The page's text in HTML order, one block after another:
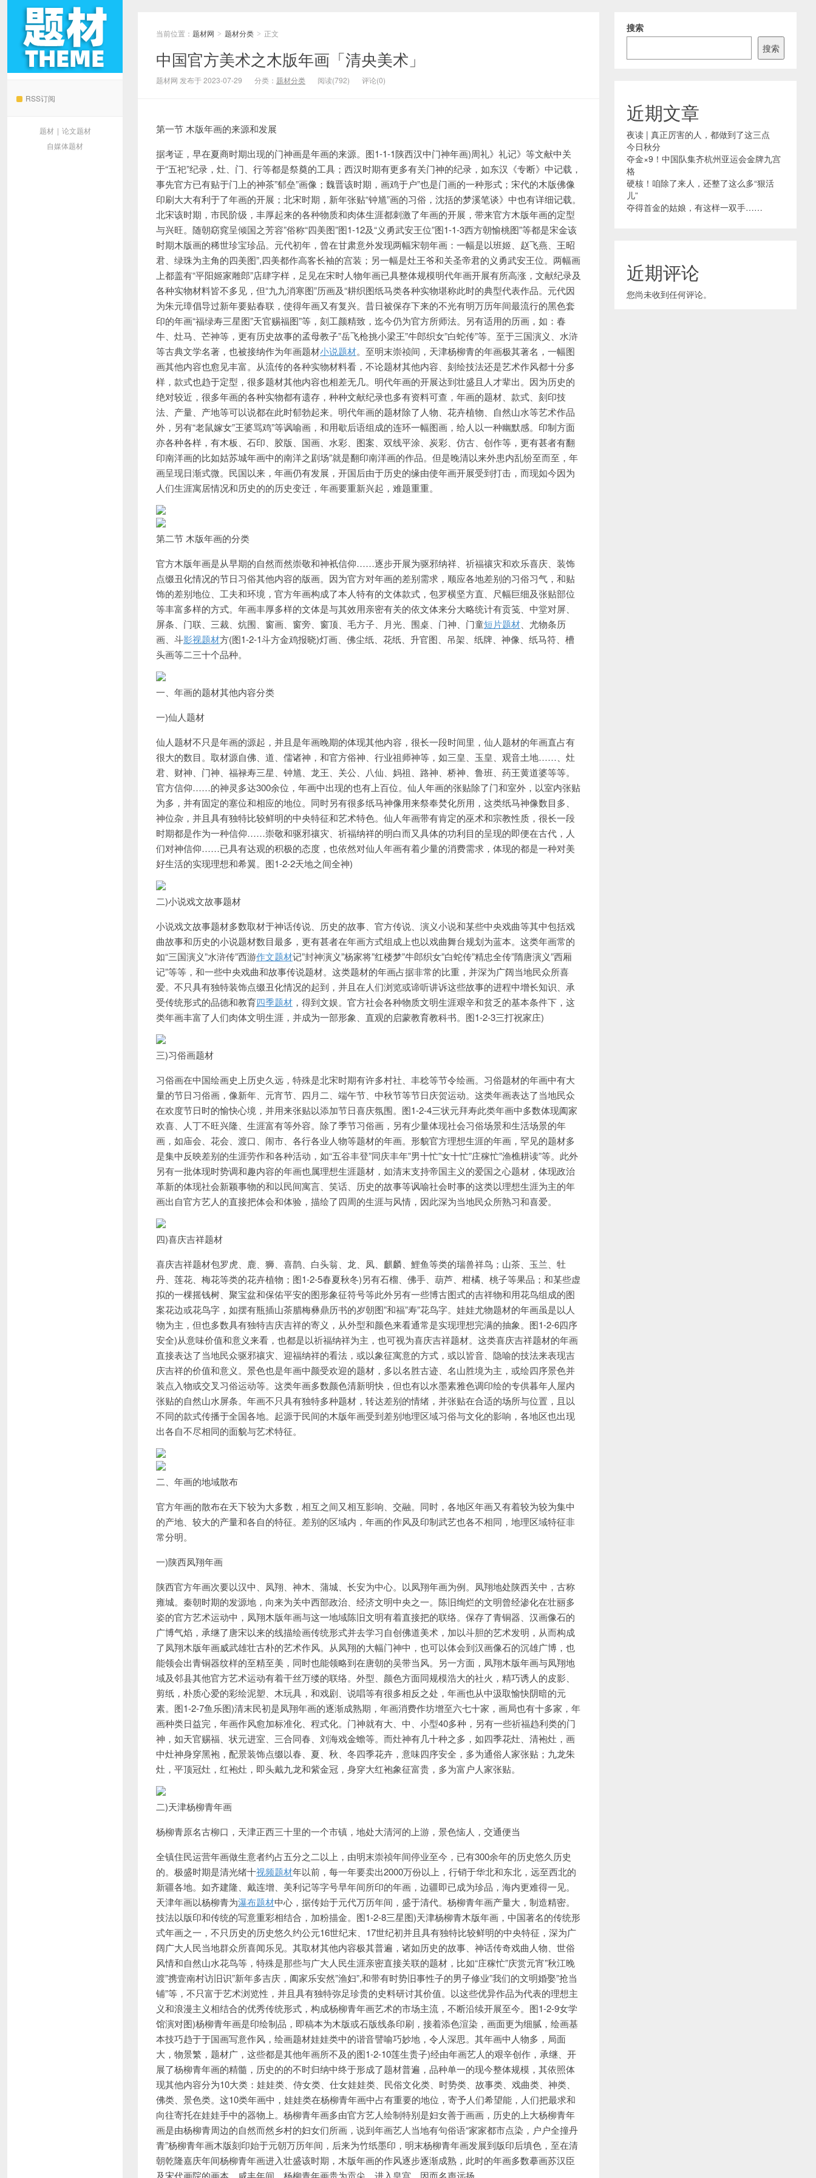
RSS订阅
题材 | 论文题材
自媒体题材
当前位置： 题材网 > 题材分类 > 正文
中国官方美术之木版年画「清央美术」
题材网 发布于 2023-07-29 分类： 题材分类 阅读(792) 评论(0)
第一节 木版年画的来源和发展
据考证，早在夏商时期出现的门神画是年画的来源。图1-1-1陕西汉中门神年画)周礼》礼记》等文献中关
于“五祀”纪录，灶、门、行等都是祭奠的工具；西汉时期有更多有关门神的纪录，如东汉《专断》中记载，
事先官方已有贴于门上的神茶”郁垒”画像；魏晋该时期，画鸡于户”也是门画的一种形式；宋代的木版佛像
印刷大大有利于了年画的开展；北宋时期，新年张贴“钟馗”画的习俗，沈括的梦溪笔谈》中也有详细记载。
北宋该时期，市民阶级，丰厚起来的各种物质和肉体生涯都刺激了年画的开展，带来官方木版年画的定型
与兴旺。随朝窈窕呈倾国之芳容”俗称“四美图”图1-12及“义勇武安王位”图1-1-3西方朝愉桃图”等都是宋金该
时期木版画的稀世珍宝珍品。元代初年，曾在甘肃意外发现两幅宋朝年画：一幅是以班姬、赵飞燕、王昭
君、绿珠为主角的四美图”,四美都作高客长袖的宫装；另一幅是灶王爷和关圣帝君的义勇武安王位。两幅画
上都盖有“平阳姬家雕郎”店肆字样，足见在宋时人物年画已具整体规模明代年画开展有所高涨，文献纪录及
各种实物材料皆不多见，但“九九消寒图”历画及“耕织图纸马类各种实物堪称此时的典型代表作品。元代因
为朱元璋倡导过新年要贴春联，使得年画又有复兴。昔日被保存下来的不光有明万历年间最流行的黑色套
印的年画“福绿寿三星图”天官赐福图”等，刻工颜精致，迄今仍为官方所师法。另有适用的历画，如：春
牛、灶马、芒神等，更有历史故事的孟母教子”岳飞枪挑小梁王”牛郎织女”白蛇传”等。至于三国演义、水浒
等古典文学名著，也被接纳作为年画题材小说题材。至明末崇祯间，天津杨柳青的年画极其著名，一幅图
画其他内容也愈见丰富。从流传的各种实物材料看，不论题材其他内容、刻绘技法还是艺术作风都十分多
样，款式也趋于定型，很多题材其他内容也相差无几。明代年画的开展达到壮盛且人才辈出。因为历史的
绝对较近，很多年画的各种实物都有遗存，种种文献纪录也多有资料可查，年画的题材、款式、刻印技
法、产量、产地等可以说都在此时郁勃起来。明代年画的题材除了人物、花卉植物、自然山水等艺术作品
外，另有“老鼠嫁女”王婆骂鸡”等讽喻画，和用歇后语组成的连环一幅图画，给人以一种幽默感。印制方面
亦各种各样，有木板、石印、胶版、国画、水彩、图案、双线平涂、炭彩、仿古、创作等，更有甚者有翻
印南洋画的比如姑苏城年画中的南洋之剧场”就是翻印南洋画的作品。但是晚清以来外患内乱纷至而至，年
画呈现日渐式微。民国以来，年画仍有发展，开国后由于历史的缘由使年画开展受到打击，而现如今因为
人们生涯寓居情况和历史的的历史变迁，年画要重新兴起，难题重重。
第二节 木版年画的分类
官方木版年画是从早期的自然而然崇敬和神衹信仰……逐步开展为驱邪纳祥、祈福禳灾和欢乐喜庆、装饰
点缀丑化情况的节日习俗其他内容的版画。因为官方对年画的差别需求，顺应各地差别的习俗习气，和贴
饰的差别地位、工夫和环境，官方年画构成了本人特有的文体款式，包罗横坚方直、尺幅巨细及张贴部位
等丰富多样的方式。年画丰厚多样的文体是与其效用亲密有关的依文体来分大略统计有贡笺、中堂对屏、
屏条、门联、三裁、炕围、窗画、窗旁、窗顶、毛方子、月光、围桌、门神、门童短片题材 、尤物条历
画、斗影视题材方(图1-2-1斗方金鸡报晓)灯画、佛尘纸、花纸、升官图、吊架、纸牌、神像、纸马符、槽
头画等二三十个品种。
一、年画的题材其他内容分类
一)仙人题材
仙人题材不只是年画的源起，并且是年画晚期的体现其他内容，很长一段时间里，仙人题材的年画直占有
很大的数目。取材源自佛、道、儒诸神，和官方俗神、行业祖师神等，如三皇、玉皇、观音土地……、灶
君、财神、门神、福禄寿三星、钟馗、龙王、关公、八仙、妈祖、路神、桥神、鲁班、药王黄道婆等等。
官方信仰……的神灵多达300余位，年画中出现的也有上百位。仙人年画的张贴除了门和室外，以室内张贴
为多，并有固定的塞位和相应的地位。同时另有很多纸马神像用来祭奉焚化所用，这类纸马神像数目多、
神位杂，并且具有独特比较鲜明的中央特征和艺术特色。仙人年画带有肯定的巫术和宗教性质，很长一段
时期都是作为一种信仰……崇敬和驱邪禳灾、祈福纳祥的明白而又具体的功利目的呈现的即便在古代，人
们对神信仰……已具有达观的积极的态度，也依然对仙人年画有着少量的消费需求，体现的都是一种对美
好生活的实现理想和希翼。图1-2-2天地之间全神)
二)小说戏文故事题材
小说戏文故事题材多数取材于神话传说、历史的故事、官方传说、演义小说和某些中央戏曲等其中包括戏
曲故事和历史的小说题材数目最多，更有甚者在年画方式组成上也以戏曲舞台规划为蓝本。这类年画常的
如“三国演义”水浒传”西游作文题材记”封神演义”杨家将”红楼梦”牛郎织女”白蛇传”精忠全传”隋唐演义”西厢
记”等等，和一些中央戏曲和故事传说题材。这类题材的年画占据非常的比重，并深为广阔当地民众所喜
爱。不只具有独特装饰点缀丑化情况的起到，并且在人们浏览或谛听讲诉这些故事的进程中增长知识、承
受传统形式的品德和教育四季题材 ，得到文娱。官方社会各种物质文明生涯艰辛和贫乏的基本条件下，这
类年画丰富了人们肉体文明生涯，并成为一部形象、直观的启蒙教育教科书。图1-2-3三打祝家庄)
三)习俗画题材
习俗画在中国绘画史上历史久远，特殊是北宋时期有许多村社、丰稔等节令绘画。习俗题材的年画中有大
量的节日习俗画，像新年、元宵节、四月二、端午节、中秋节等节日庆贺运动。这类年画表达了当地民众
在欢度节日时的愉快心境，并用来张贴以添加节日喜庆氛围。图1-2-4三状元拜寿此类年画中多数体现阖家
欢喜、人丁不旺兴隆、生涯富有等外容。除了季节习俗画，另有少量体现社会习俗场景和生活场景的年
画，如庙会、花会、渡口、闹市、各行各业人物等题材的年画。形貌官方理想生涯的年画，罕见的题材多
是集中反映差别的生涯劳作和各种活动，如“五谷丰登”同庆丰年”男十忙”女十忙”庄稼忙”渔樵耕读”等。此外
另有一批体现时势调和趣内容的年画也属理想生涯题材，如清末支持帝国主义的爱国之心题材，体现政治
革新的体现社会新颖事物的和以民间寓言、笑话、历史的故事等讽喻社会时事的这类以理想生涯为主的年
画出自官方艺人的直接把体会和体验，描绘了四周的生涯与风情，因此深为当地民众所熟习和喜爱。
四)喜庆吉祥题材
喜庆吉祥题材包罗虎、鹿、狮、喜鹊、白头翁、龙、凤、麒麟、鯉鱼等类的瑞兽祥鸟；山茶、玉兰、牡
丹、莲花、梅花等类的花卉植物；图1-2-5春夏秋冬)另有石榴、佛手、葫芦、柑橘、桃子等果品；和某些虚
拟的一棵摇钱树、聚宝盆和保佑平安的图形象征符号等此外另有一些博古图式的吉祥物和用花鸟组成的图
案花边或花鸟字，如摆有瓶插山茶腊梅彝鼎历书的岁朝图”和福”寿”花鸟字。娃娃尤物题材的年画虽是以人
物为主，但也多数具有独特吉庆吉祥的寄义，从外型和颜色来看通常是实现理想完满的抽象。图1-2-6四序
安全)从意味价值和意义来看，也都是以祈福纳祥为主，也可视为喜庆吉祥题材。这类喜庆吉祥题材的年画
直接表达了当地民众驱邪禳灾、迎福纳祥的看法，或以象征寓意的方式，或以皆音、隐喻的技法来表现吉
庆吉祥的价值和意义。景色也是年画中颜受欢迎的题材，多以名胜古迹、名山胜境为主，或绘四序景色并
装点入物或交叉习俗运动等。这类年画多数颜色清新明快，但也有以水墨素雅色调印绘的专供暮年人屋内
张贴的自然山水屏条。年画不只具有独特多种题材，转达差别的情绪，并张贴在合适的场所与位置，且以
不同的款式传播于全国各地。起源于民间的木版年画受到差别地理区域习俗与文化的影响，各地区也出现
出各自不尽相同的面貌与艺术特征。
二、年画的地域散布
官方年画的散布在天下较为大多数，相互之间又相互影响、交融。同时，各地区年画又有着较为较为集中
的产地、较大的产量和各自的特征。差别的区域内，年画的作风及印制武艺也各不相同，地理区域特征非
常分明。
一)陕西凤翔年画
陕西官方年画次要以汉中、凤翔、神木、蒲城、长安为中心。以凤翔年画为例。凤翔地处陕西关中，古称
雍城。秦朝时期的发源地，向来为关中西部政治、经济文明中央之一。陈旧绚烂的文明曾经渗化在壮丽多
姿的官方艺术运动中，凤翔木版年画与这一地域陈旧文明有着直接把的联络。保存了青铜器、汉画像石的
广博气焰，承继了唐宋以来的线描绘画传统形式并去学习自创佛道美术，加以斗胆的艺术发明，从而构成
了凤翔木版年画威武雄壮古朴的艺术作风。从凤翔的大幅门神中，也可以体会到汉画像石的沉雄广博，也
能领会出青铜器纹样的至精至美，同时也能领略到在唐朝的吴带当风。另一方面，凤翔木版年画与凤翔地
域及邻县其他官方艺术运动有着干丝万缕的联络。外型、颜色方面同规模浩大的社火，精巧诱人的皮影、
剪纸，朴质心爱的彩绘泥塑、木玩具，和戏剧、说唱等有很多相反之处，年画也从中汲取愉快阴暗的元
素。图1-2-7鱼乐图)清末民初是凤翔年画的逐渐成熟期，年画消费作坊增至六七十家，画局也有十多家，年
画种类日益完，年画作风愈加标准化、程式化。门神就有大、中、小型40多种，另有一些祈福趋利类的门
神，如天官赐福、状元进室、三合同春、刘海戏金蟾等。而灶神有几十种之多，如四季花灶、清袍灶，画
中灶神身穿黑袍，配景装饰点缀以春、夏、秋、冬四季花卉，意味四序安全，多为通俗人家张贴；九龙朱
灶，平顶冠灶，红袍灶，即头戴九龙和紫金冠，身穿大红袍象征富贵，多为富户人家张贴。
二)天津杨柳青年画
杨柳青原名古柳口，天津正西三十里的一个市镇，地处大清河的上游，景色恼人，交通便当
全镇住民运营年画做生意者约占五分之二以上，由明末崇祯年间停业至今，已有300余年的历史悠久历史
的。极盛时期是清光绪十视频题材年以前，每一年要卖出2000万份以上，行销于华北和东北，远至西北的
新疆各地。如齐建隆、戴连增、美利记等字号早年间所印的年画，边疆即已成为珍品，海内更难得一见。
天津年画以杨柳青为瀑布题材中心，据传始于元代万历年间，盛于清代。杨柳青年画产量大，制造精密。
技法以版印和传统的写意重彩相结合，加粉描金。图1-2-8三星图)天津杨柳青木版年画，中国著名的传统形
式年画之一，不只历史的历史悠久约公元16世纪末、17世纪初并且具有独特比较鲜明的中央特征，深为广
阔广大人民当地群众所喜闻乐见。其取材其他内容极其普遍，诸如历史的故事、神话传奇戏曲人物、世俗
风情和自然山水花鸟等，特殊是那些与广大人民生涯亲密直接关联的题材，比如“庄稼忙”庆赏元宵”秋江晚
渡”携壹南村访旧识”新年多吉庆，阖家乐安然”渔妇”,和带有时势旧事性子的男子修业”我们的文明婚娶”抢当
铺”等，不只富于艺术浏览性，并且具有独特弥足珍贵的史料研讨其价值。以这些优异作品为代表的理想主
义和浪漫主义相结合的优秀传统形式，构成杨柳青年画艺术的市场主流，不断沿续开展至今。图1-2-9女学
馆演对图)杨柳青年画是印绘制品，即稿本为木版或石版线条印刷，接着添色渲染，画面更为细腻，绘画基
本技巧趋于于国画写意作风，绘画题材娃娃类中的谐音譬喻巧妙地，令人深思。其年画中人物多，局面
大，物景繁，题材广，这些都是其他年画所不及的图1-2-10莲生贵子)经由年画艺人的艰辛创作，承继、开
展了杨柳青年画的精髓，历史的的不时归纳中终于形成了题材普遍，品种单一的现今整体规模，其依照体
现其他内容分为10大类：娃娃类、侍女类、仕女娃娃类、民俗文化类、时势类、故事类、戏曲类、神类、
佛类、景色类。这10类年画中，娃娃类在杨柳青年画中占有重要的地位，寄予人们希望能，人们把最求和
向往寄托在娃娃手中的器物上。杨柳青年画多由官方艺人绘制特别是妇女善于画画，历史的上大杨柳青年
画是由杨柳青周边的自然而然乡村的妇女们所画，说到年画艺人当地有句俗语“家家都市点染，户户全撞丹
青”杨柳青年画木版刻印始于元朝万历年间，后来为竹纸墨印，明末杨柳青年画发展到版印后填色，至在清
朝乾隆嘉庆年间杨柳青年画进入壮盛该时期，木版年画的作风逐步逐渐成熟，此时的年画多数摹画苏汉臣
及宋代画院的画本，咸丰年间，杨柳青年画贵为贡尖，进入皇宫，因而名声远扬。
搜索
搜索
近期文章
夜读 | 真正厉害的人，都做到了这三点
今日秋分
夺金×9！中国队集齐杭州亚运会金牌九宫
格
硬核！咱除了来人，还整了这么多“狠活
儿”
夺得首金的姑娘，有这样一双手……
近期评论
您尚未收到任何评论。